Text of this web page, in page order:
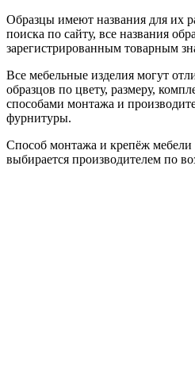
Образцы имеют названия для их
поиска по сайту, все названия
зарегистрированным товарным
Все мебельные изделия могут
образцов по цвету, размеру,
способами монтажа и
фурнитуры.
Способ монтажа и крепёж мебели
выбирается производителем по